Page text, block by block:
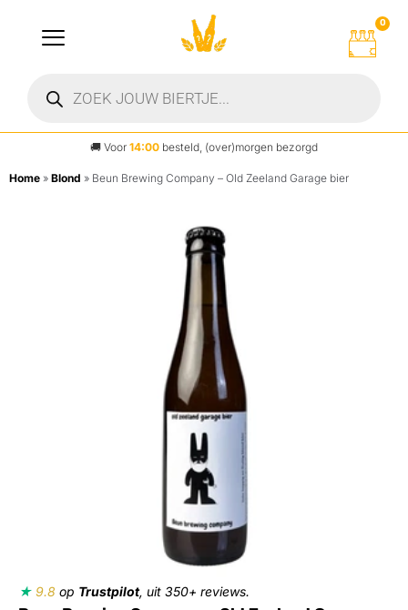
0
🚚 Voor 14:00 besteld, (over)morgen bezorgd
Home » Blond » Beun Brewing Company – Old Zeeland Garage bier
★ 9.8 op Trustpilot, uit 350+ reviews.